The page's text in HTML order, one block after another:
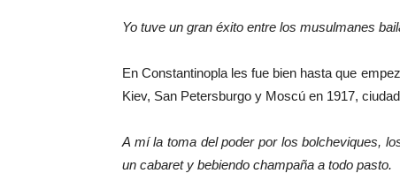
Yo tuve un gran éxito entre los musulmanes
En Constantinopla les fue bien hasta que
Kiev, San Petersburgo y Moscú en 1917,
A mí la toma del poder por los bolcheviques,
un cabaret y bebiendo champaña a todo pasto.